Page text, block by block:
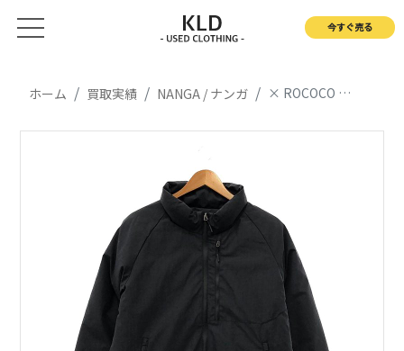
今すぐ売る
ホーム 買取実績 NANGA / ナンガ × ROCOCO 焚火 スタンドダウンジャケット